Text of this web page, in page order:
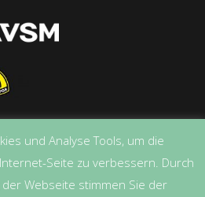
und Analyse Tools, um die
Seite zu verbessern. Durch
Webseite stimmen Sie der